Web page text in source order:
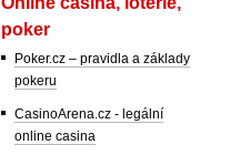
poker
Poker.cz – pravidla a základy
pokeru
CasinoArena.cz - legální
online casina